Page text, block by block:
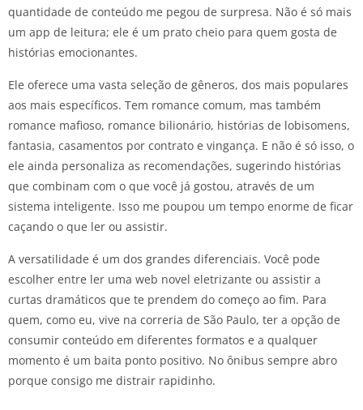
quantidade de conteúdo me pegou de surpresa. Não é só mais
um app de leitura; ele é um prato cheio para quem gosta de
histórias emocionantes.
Ele oferece uma vasta seleção de gêneros, dos mais populares
aos mais específicos. Tem romance comum, mas também
romance mafioso, romance bilionário, histórias de lobisomens,
fantasia, casamentos por contrato e vingança. E não é só isso, o
ele ainda personaliza as recomendações, sugerindo histórias
que combinam com o que você já gostou, através de um
sistema inteligente. Isso me poupou um tempo enorme de ficar
caçando o que ler ou assistir.
A versatilidade é um dos grandes diferenciais. Você pode
escolher entre ler uma web novel eletrizante ou assistir a
curtas dramáticos que te prendem do começo ao fim. Para
quem, como eu, vive na correria de São Paulo, ter a opção de
consumir conteúdo em diferentes formatos e a qualquer
momento é um baita ponto positivo. No ônibus sempre abro
porque consigo me distrair rapidinho.